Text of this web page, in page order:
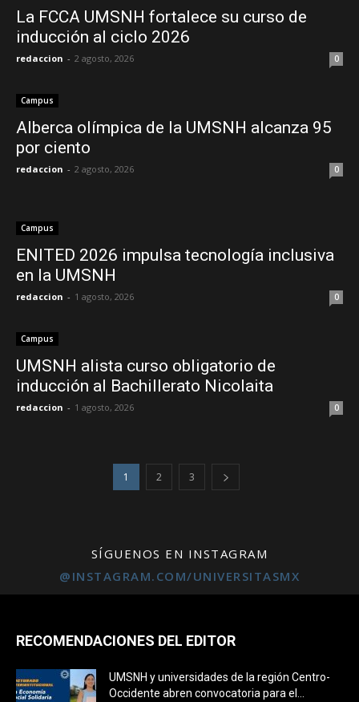
La FCCA UMSNH fortalece su curso de
inducción al ciclo 2026
redaccion - 2 agosto, 2026 0
Campus
Alberca olímpica de la UMSNH alcanza 95
por ciento
redaccion - 2 agosto, 2026 0
Campus
ENITED 2026 impulsa tecnología inclusiva
en la UMSNH
redaccion - 1 agosto, 2026 0
Campus
UMSNH alista curso obligatorio de
inducción al Bachillerato Nicolaita
redaccion - 1 agosto, 2026 0
1 2 3
SÍGUENOS EN INSTAGRAM
@INSTAGRAM.COM/UNIVERSITASMX
RECOMENDACIONES DEL EDITOR
UMSNH y universidades de la región Centro-
Occidente abren convocatoria para el...